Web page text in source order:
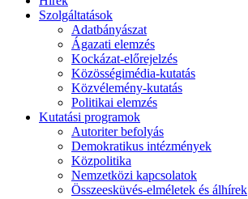
Szolgáltatások
Adatbányászat
Ágazati elemzés
Kockázat-előrejelzés
Közösségimédia-kutatás
Közvélemény-kutatás
Politikai elemzés
Kutatási programok
Autoriter befolyás
Demokratikus intézmények
Közpolitika
Nemzetközi kapcsolatok
Összeesküvés-elméletek és álhírek